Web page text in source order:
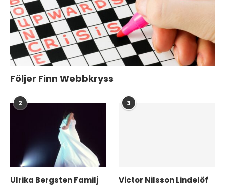
Följer Finn Webbkryss
2
Ulrika Bergsten Familj
3
Victor Nilsson Lindelöf